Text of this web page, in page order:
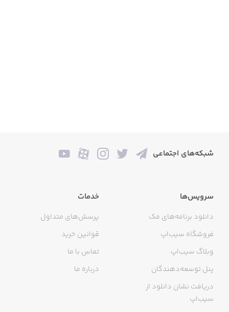
شبکه‌های اجتماعی
سرویس‌ها
دانلود برنامه‌های مک
فروشگاه سیب‌اپ
وبلاگ سیب‌اپ
پنل توسعه‌دهندگان
دریافت نشان دانلود از
سیب‌اپ
خدمات
پرسش‌های متداول
قوانین خرید
تماس با ما
درباره ما